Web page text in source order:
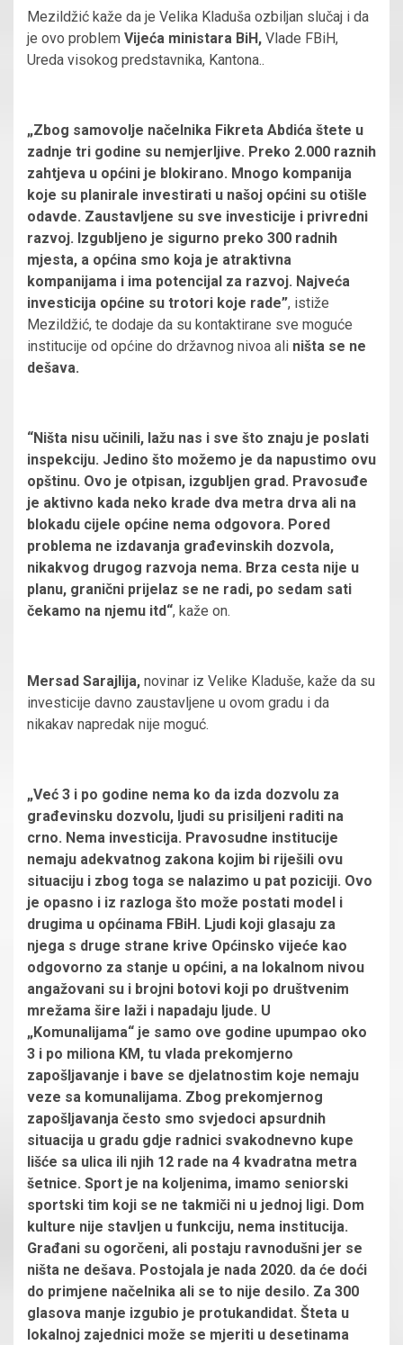
Mezildžić kaže da je Velika Kladuša ozbiljan slučaj i da
je ovo problem Vijeća ministara BiH, Vlade FBiH,
Ureda visokog predstavnika, Kantona..
„Zbog samovolje načelnika Fikreta Abdića štete u
zadnje tri godine su nemjerljive. Preko 2.000 raznih
zahtjeva u općini je blokirano. Mnogo kompanija
koje su planirale investirati u našoj općini su otišle
odavde. Zaustavljene su sve investicije i privredni
razvoj. Izgubljeno je sigurno preko 300 radnih
mjesta, a općina smo koja je atraktivna
kompanijama i ima potencijal za razvoj. Najveća
investicija općine su trotori koje rade”, istiže
Mezildžić, te dodaje da su kontaktirane sve moguće
institucije od općine do državnog nivoa ali ništa se ne
dešava.
“Ništa nisu učinili, lažu nas i sve što znaju je poslati
inspekciju. Jedino što možemo je da napustimo ovu
opštinu. Ovo je otpisan, izgubljen grad. Pravosuđe
je aktivno kada neko krade dva metra drva ali na
blokadu cijele općine nema odgovora. Pored
problema ne izdavanja građevinskih dozvola,
nikakvog drugog razvoja nema. Brza cesta nije u
planu, granični prijelaz se ne radi, po sedam sati
čekamo na njemu itd“, kaže on.
Mersad Sarajlija, novinar iz Velike Kladuše, kaže da su
investicije davno zaustavljene u ovom gradu i da
nikakav napredak nije moguć.
„Već 3 i po godine nema ko da izda dozvolu za
građevinsku dozvolu, ljudi su prisiljeni raditi na
crno. Nema investicija. Pravosudne institucije
nemaju adekvatnog zakona kojim bi riješili ovu
situaciju i zbog toga se nalazimo u pat poziciji. Ovo
je opasno i iz razloga što može postati model i
drugima u općinama FBiH. Ljudi koji glasaju za
njega s druge strane krive Općinsko vijeće kao
odgovorno za stanje u općini, a na lokalnom nivou
angažovani su i brojni botovi koji po društvenim
mrežama šire laži i napadaju ljude. U
„Komunalijama“ je samo ove godine upumpao oko
3 i po miliona KM, tu vlada prekomjerno
zapošljavanje i bave se djelatnostim koje nemaju
veze sa komunalijama. Zbog prekomjernog
zapošljavanja često smo svjedoci apsurdnih
situacija u gradu gdje radnici svakodnevno kupe
lišće sa ulica ili njih 12 rade na 4 kvadratna metra
šetnice. Sport je na koljenima, imamo seniorski
sportski tim koji se ne takmiči ni u jednoj ligi. Dom
kulture nije stavljen u funkciju, nema institucija.
Građani su ogorčeni, ali postaju ravnodušni jer se
ništa ne dešava. Postojala je nada 2020. da će doći
do primjene načelnika ali se to nije desilo. Za 300
glasova manje izgubio je protukandidat. Šteta u
lokalnoj zajednici može se mjeriti u desetinama